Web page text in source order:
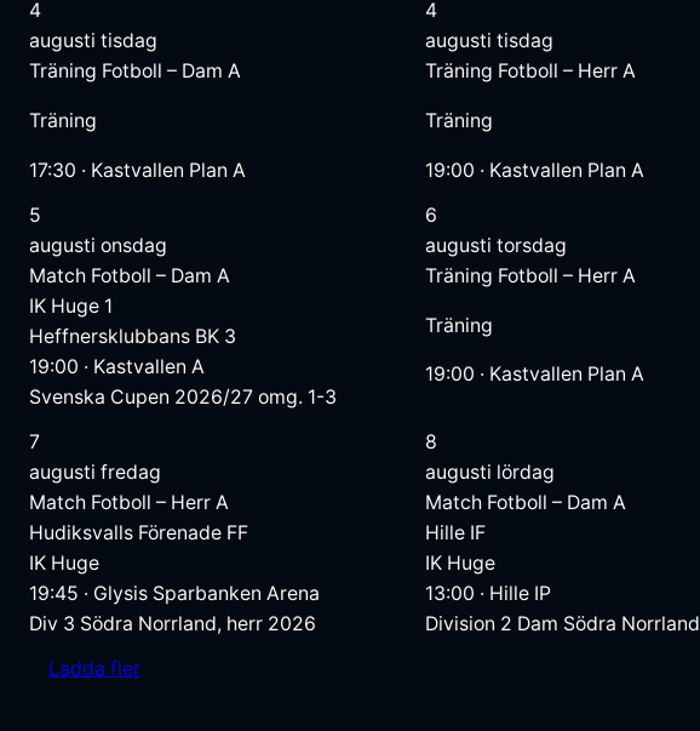
4
augusti tisdag
Träning Fotboll – Dam A
Träning
17:30 · Kastvallen Plan A
4
augusti tisdag
Träning Fotboll – Herr A
Träning
19:00 · Kastvallen Plan A
5
augusti onsdag
Match Fotboll – Dam A
IK Huge 1
Heffnersklubbans BK 3
19:00 · Kastvallen A
Svenska Cupen 2026/27 omg. 1-3
6
augusti torsdag
Träning Fotboll – Herr A
Träning
19:00 · Kastvallen Plan A
7
augusti fredag
Match Fotboll – Herr A
Hudiksvalls Förenade FF
IK Huge
19:45 · Glysis Sparbanken Arena
Div 3 Södra Norrland, herr 2026
8
augusti lördag
Match Fotboll – Dam A
Hille IF
IK Huge
13:00 · Hille IP
Division 2 Dam Södra Norrland
Ladda fler